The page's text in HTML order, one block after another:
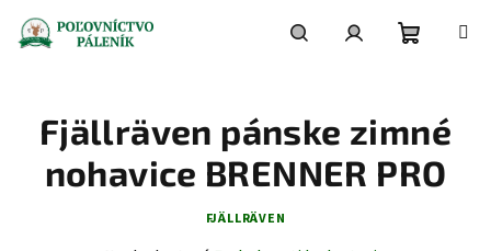
obsah
košík
Fjällräven pánske zimné
nohavice BRENNER PRO
FJÄLLRÄVEN